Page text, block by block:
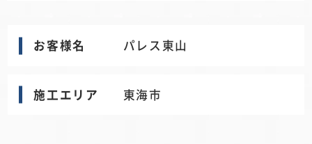
お客様名 パレス東山
施工エリア 東海市